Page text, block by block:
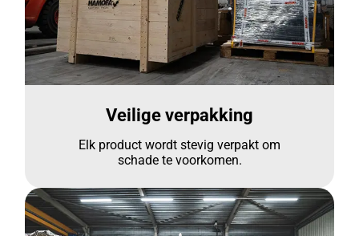
Veilige verpakking
Elk product wordt stevig verpakt om
schade te voorkomen.